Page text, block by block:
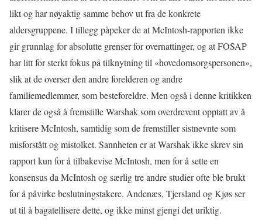
likt og har nøyaktig samme behov ut fra de konkrete
aldersgruppene. I tillegg påpeker de at McIntosh-rapporten ikke
gir grunnlag for absolutte grenser for overnattinger, og at FOSAP
har litt for sterkt fokus på tilknytning til «hovedomsorgspersonen»,
slik at de overser den andre forelderen og andre
familiemedlemmer, som besteforeldre. Men også i denne kritikken
klarer de også å fremstille Warshak som overdrevent opptatt av å
kritisere McIntosh, samtidig som de fremstiller sistnevnte som
misforstått og mistolket. Sannheten er at Warshak ikke skrev sin
rapport kun for å tilbakevise McIntosh, men for å sette en
konsensus da McIntosh og særlig tre andre studier ofte ble brukt
for å påvirke beslutningstakere. Andenæs, Tjersland og Kjøs ser
ut til å bagatellisere dette, og ikke minst gjengi det uriktig.